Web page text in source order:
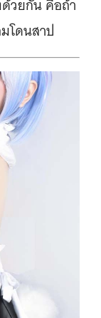
วยกัน คือถ้า
โดนสาป